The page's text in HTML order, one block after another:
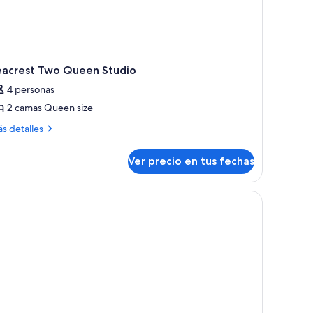
Two Queen Studio
4 personas
2 camas Queen size
detalles
Ver precio en tus fechas
camas, una mesa de comedor de madera y una zona de cocina con